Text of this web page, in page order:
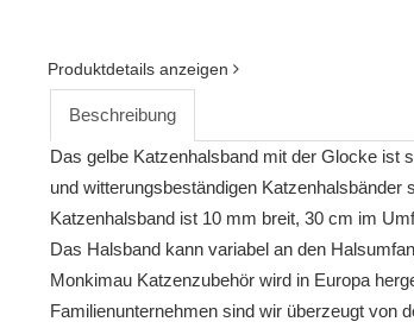
Produktdetails anzeigen
Beschreibung
Das gelbe Katzenhalsband mit der Glocke ist
und witterungsbeständigen
Katzenhalsband ist 10 mm breit, 30 cm im
Das Halsband kann variabel an den
Monkimau Katzenzubehör wird in Europa
Familienunternehmen sind wir überzeugt von